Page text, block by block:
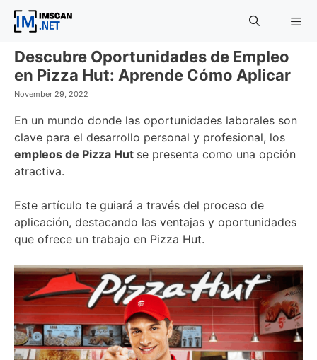
Skip
Descubre Oportunidades de Empleo
en Pizza Hut: Aprende Cómo Aplicar
November 29, 2022
En un mundo donde las oportunidades laborales son
clave para el desarrollo personal y profesional, los
empleos de Pizza Hut se presenta como una opción
atractiva.
Este artículo te guiará a través del proceso de
aplicación, destacando las ventajas y oportunidades
que ofrece un trabajo en Pizza Hut.